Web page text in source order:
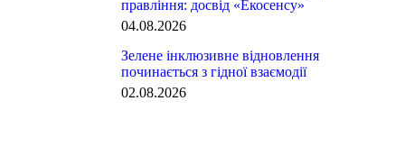
правління: досвід «Екосенсу»
04.08.2026
Зелене інклюзивне відновлення
починається з гідної взаємодії
02.08.2026